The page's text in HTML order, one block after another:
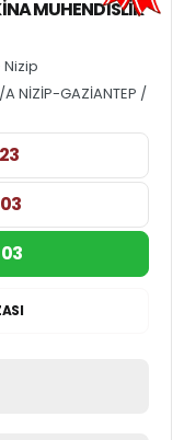
MUHENDISLIK
NİZİP-GAZİANTEP /